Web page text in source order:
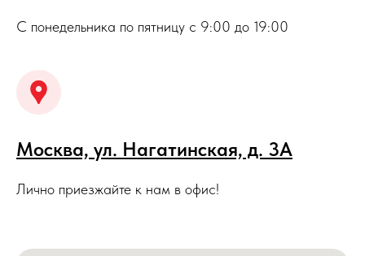
С понедельника по пятницу с 9:00 до 19:00
Москва, ул. Нагатинская, д. 3A
Лично приезжайте к нам в офис!